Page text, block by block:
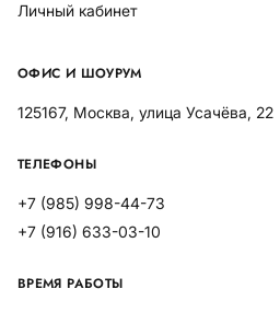
Личный кабинет
ОФИС И ШОУРУМ
125167, Москва, улица Усачёва, 22
ТЕЛЕФОНЫ
+7 (985) 998-44-73
+7 (916) 633-03-10
ВРЕМЯ РАБОТЫ